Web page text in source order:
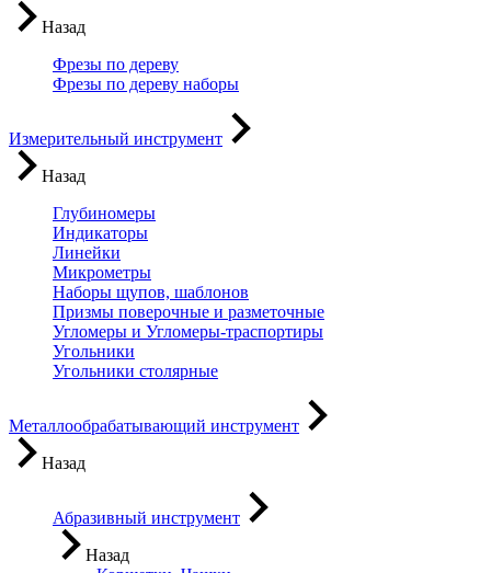
Назад
Фрезы по дереву
Фрезы по дереву наборы
Измерительный инструмент
Назад
Глубиномеры
Индикаторы
Линейки
Микрометры
Наборы щупов, шаблонов
Призмы поверочные и разметочные
Угломеры и Угломеры-траспортиры
Угольники
Угольники столярные
Металлообрабатывающий инструмент
Назад
Абразивный инструмент
Назад